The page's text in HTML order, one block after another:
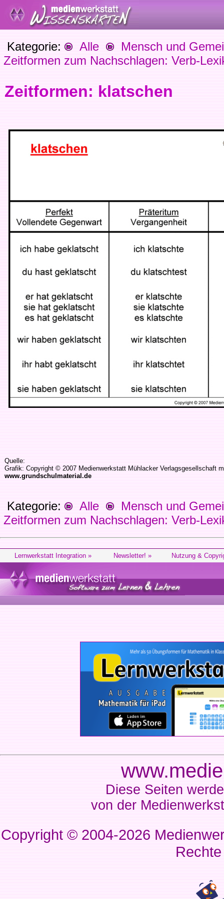
Kategorie: Alle
Mensch und
Zeitformen zum Nachschlagen: Verb-
Zeitformen: klatschen
Quelle:
Grafik: Copyright © 2007 Medienwerkstatt Mühlacker Verlagsgesellschaft
www.grundschulmaterial.de
Kategorie: Alle
Mensch und
Zeitformen zum Nachschlagen: Verb-
Lernwerkstatt Integration » Newsletter! » Nutzung &
Diese Seiten
von der
Copyright © 2004-2026